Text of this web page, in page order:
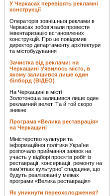
У Черкасах перевірять рекламні
конструкції
Операторів зовнішньої реклами в
Черкасах зобов’язали провести
інвентаризацію встановлених
конструкцій. Про це повідомив
директор департаменту архітектури
та містобудування
Зачистка від реклами: на
Черкащині з’явилось місто, в
якому залишився лише один
білборд (ВІДЕО)
На Черкащині в місті
Золотоноша залишився лише один
рекламний велет. Та й той скоро
зникне
Програма «Велика реставрація»
на Черкащині
Міністерство культури та
інформаційної політики України
розпочало приймання заявок на
участь у відборі проєктів робіт із
реставрації, консервації, ремонту на
пам’ятках культурної спадщини, що
будуть реалізовані у межах
програми «Велика реставрація»
Як уникнути переохолодження?